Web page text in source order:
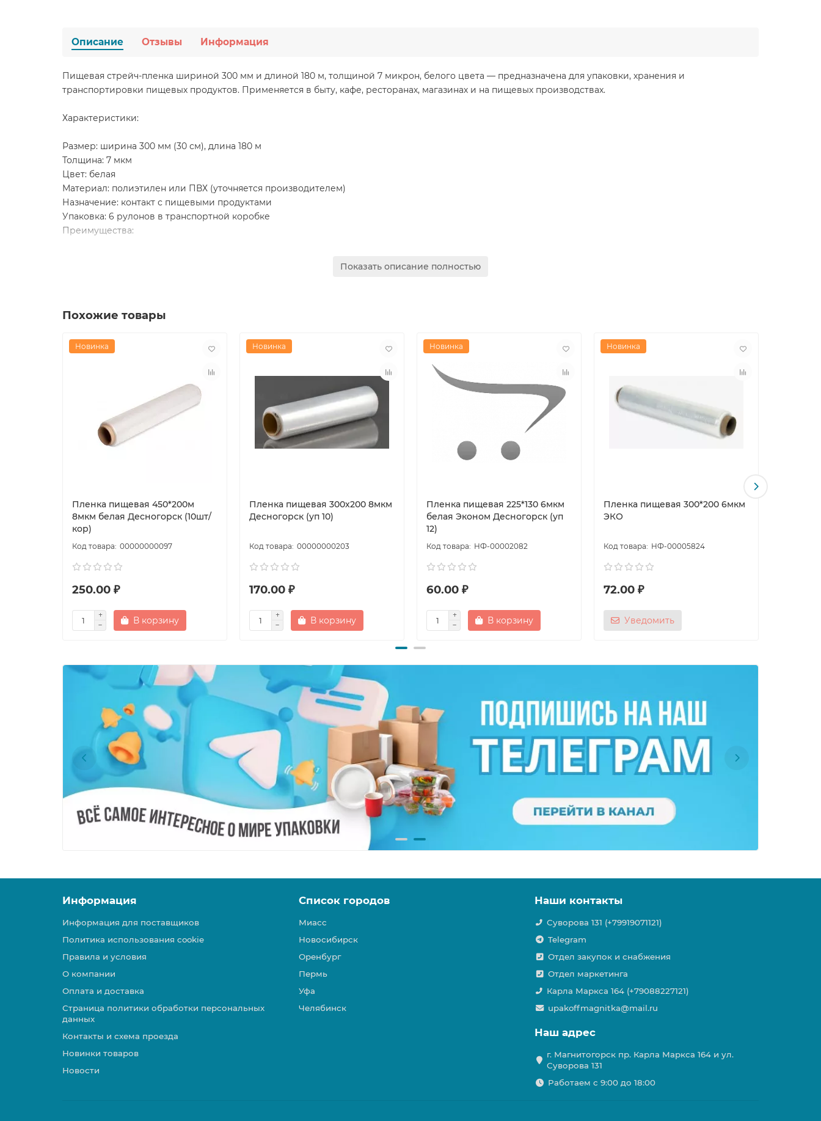
Описание Отзывы Информация
Пищевая стрейч-пленка шириной 300 мм и длиной 180 м, толщиной 7 микрон, белого цвета — предназначена для упаковки, хранения и
транспортировки пищевых продуктов. Применяется в быту, кафе, ресторанах, магазинах и на пищевых производствах.
Характеристики:
Размер: ширина 300 мм (30 см), длина 180 м
Толщина: 7 мкм
Цвет: белая
Материал: полиэтилен или ПВХ (уточняется производителем)
Назначение: контакт с пищевыми продуктами
Упаковка: 6 рулонов в транспортной коробке
Преимущества:
Применение:
Используется для упаковки мяса, рыбы, сыров, овощей, фруктов, полуфабрикатов, а также готовых блюд при хранении в холодильнике или при
транспортировке.
Показать описание полностью
Похожие товары
Новинка
Пленка пищевая 450*200м
8мкм белая Десногорск (10шт/
кор)
00000000097
250.00 ₽
В корзину
Новинка
Пленка пищевая 300х200 8мкм
Десногорск (уп 10)
00000000203
170.00 ₽
В корзину
Новинка
Пленка пищевая 225*130 6мкм
белая Эконом Десногорск (уп
12)
НФ-00002082
60.00 ₽
В корзину
Новинка
Пленка пищевая 300*200 6мкм
ЭКО
НФ-00005824
72.00 ₽
Уведомить
Информация
Информация для поставщиков
Политика использования cookie
Правила и условия
О компании
Оплата и доставка
Страница политики обработки персональных
данных
Контакты и схема проезда
Новинки товаров
Новости
Список городов
Миасс
Новосибирск
Оренбург
Пермь
Уфа
Челябинск
Наши контакты
Суворова 131 (+79919071121)
Telegram
Отдел закупок и снабжения
Отдел маркетинга
Карла Маркса 164 (+79088227121)
upakoffmagnitka@mail.ru
Наш адрес
г. Магнитогорск пр. Карла Маркса 164 и ул.
Суворова 131
Работаем с 9:00 до 18:00